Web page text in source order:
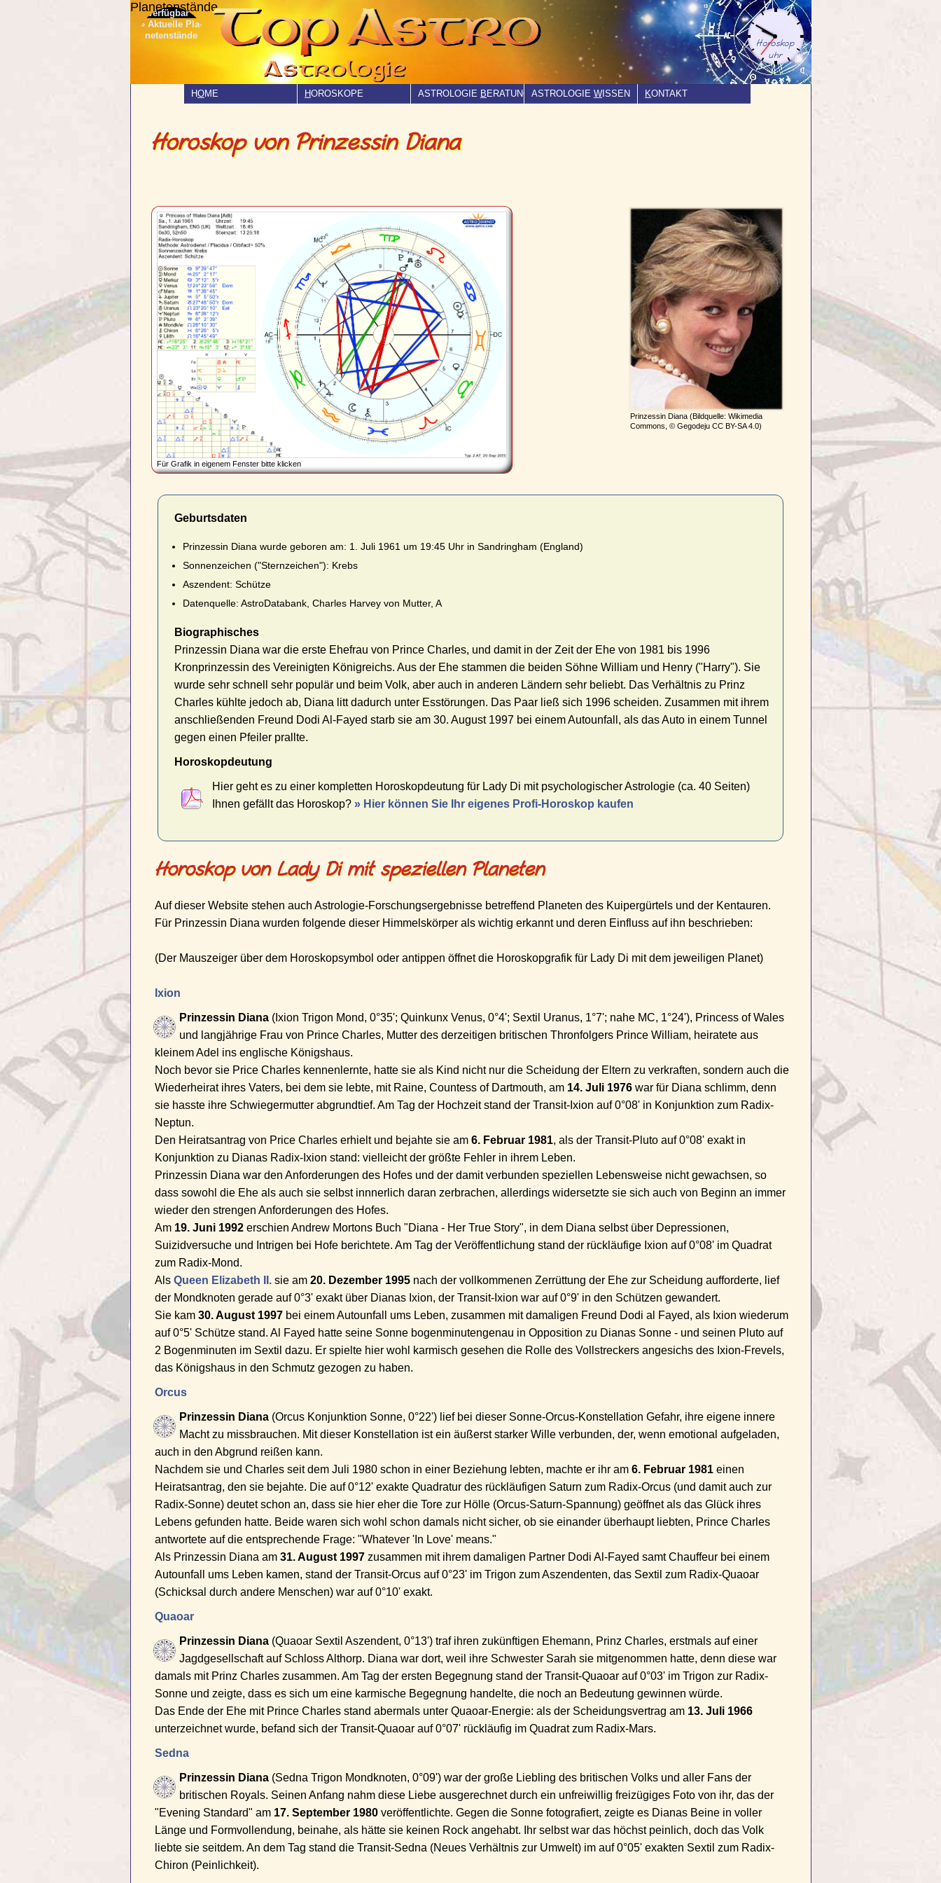
Planetenstände
» Aktuelle Pla­
netenstände
HOME HOROSKOPE ASTROLOGIE B ERATUNG ASTROLOGIE W ISSEN KONTAKT
Horoskop von Prinzessin Diana
Für Grafik in eigenem Fenster bitte klicken
Prinzessin Diana (Bildquelle: Wikimedia
Commons, © Gegodeju CC BY-SA 4.0)
Geburtsdaten
Prinzessin Diana wurde geboren am: 1. Juli 1961 um 19:45 Uhr in Sandringham (England)
Sonnenzeichen ("Sternzeichen"): Krebs
Aszendent: Schütze
Datenquelle: AstroDatabank, Charles Harvey von Mutter, A
Biographisches
Prinzessin Diana war die erste Ehefrau von Prince Charles, und damit in der Zeit der Ehe von 1981 bis 1996
Kronprinzessin des Vereinigten Königreichs. Aus der Ehe stammen die beiden Söhne William und Henry ("Harry"). Sie
wurde sehr schnell sehr populär und beim Volk, aber auch in anderen Ländern sehr beliebt. Das Verhältnis zu Prinz
Charles kühlte jedoch ab, Diana litt dadurch unter Esstörungen. Das Paar ließ sich 1996 scheiden. Zusammen mit ihrem
anschließenden Freund Dodi Al-Fayed starb sie am 30. August 1997 bei einem Autounfall, als das Auto in einem Tunnel
gegen einen Pfeiler prallte.
Horoskopdeutung
Hier geht es zu einer kompletten Horoskopdeutung für Lady Di mit psychologischer Astrologie (ca. 40 Seiten)
Ihnen gefällt das Horoskop? » Hier können Sie Ihr eigenes Profi-Horoskop kaufen
Horoskop von Lady Di mit speziellen Planeten
Auf dieser Website stehen auch Astrologie-Forschungsergebnisse betreffend Planeten des Kuipergürtels und der Kentauren.
Für Prinzessin Diana wurden folgende dieser Himmelskörper als wichtig erkannt und deren Einfluss auf ihn beschrieben:
(Der Mauszeiger über dem Horoskopsymbol oder antippen öffnet die Horoskopgrafik für Lady Di mit dem jeweiligen Planet)
Ixion
Prinzessin Diana(Ixion Trigon Mond, 0°35'; Quinkunx Venus, 0°4'; Sextil Uranus, 1°7'; nahe MC, 1°24'), Princess of Wales
und langjährige Frau von Prince Charles, Mutter des derzeitigen britischen Thronfolgers Prince William, heiratete aus
kleinem Adel ins englische Königshaus.
Noch bevor sie Price Charles kennenlernte, hatte sie als Kind nicht nur die Scheidung der Eltern zu verkraften, sondern auch die
Wiederheirat ihres Vaters, bei dem sie lebte, mit Raine, Countess of Dartmouth, am 14. Juli 1976war für Diana schlimm, denn
sie hasste ihre Schwiegermutter abgrundtief. Am Tag der Hochzeit stand der Transit-Ixion auf 0°08' in Konjunktion zum Radix-
Neptun.
Den Heiratsantrag von Price Charles erhielt und bejahte sie am 6. Februar 1981, als der Transit-Pluto auf 0°08' exakt in
Konjunktion zu Dianas Radix-Ixion stand: vielleicht der größte Fehler in ihrem Leben.
Prinzessin Diana war den Anforderungen des Hofes und der damit verbunden speziellen Lebensweise nicht gewachsen, so
dass sowohl die Ehe als auch sie selbst innnerlich daran zerbrachen, allerdings widersetzte sie sich auch von Beginn an immer
wieder den strengen Anforderungen des Hofes.
Am 19. Juni 1992erschien Andrew Mortons Buch "Diana - Her True Story", in dem Diana selbst über Depressionen,
Suizidversuche und Intrigen bei Hofe berichtete. Am Tag der Veröffentlichung stand der rückläufige Ixion auf 0°08' im Quadrat
zum Radix-Mond.
Als Queen Elizabeth II.sie am 20. Dezember 1995nach der vollkommenen Zerrüttung der Ehe zur Scheidung aufforderte, lief
der Mondknoten gerade auf 0°3' exakt über Dianas Ixion, der Transit-Ixion war auf 0°9' in den Schützen gewandert.
Sie kam 30. August 1997bei einem Autounfall ums Leben, zusammen mit damaligen Freund Dodi al Fayed, als Ixion wiederum
auf 0°5' Schütze stand. Al Fayed hatte seine Sonne bogenminutengenau in Opposition zu Dianas Sonne - und seinen Pluto auf
2 Bogenminuten im Sextil dazu. Er spielte hier wohl karmisch gesehen die Rolle des Vollstreckers angesichs des Ixion-Frevels,
das Königshaus in den Schmutz gezogen zu haben.
Orcus
Prinzessin Diana(Orcus Konjunktion Sonne, 0°22') lief bei dieser Sonne-Orcus-Konstellation Gefahr, ihre eigene innere
Macht zu missbrauchen. Mit dieser Konstellation ist ein äußerst starker Wille verbunden, der, wenn emotional aufgeladen,
auch in den Abgrund reißen kann.
Nachdem sie und Charles seit dem Juli 1980 schon in einer Beziehung lebten, machte er ihr am 6. Februar 1981einen
Heiratsantrag, den sie bejahte. Die auf 0°12' exakte Quadratur des rückläufigen Saturn zum Radix-Orcus (und damit auch zur
Radix-Sonne) deutet schon an, dass sie hier eher die Tore zur Hölle (Orcus-Saturn-Spannung) geöffnet als das Glück ihres
Lebens gefunden hatte. Beide waren sich wohl schon damals nicht sicher, ob sie einander überhaupt liebten, Prince Charles
antwortete auf die entsprechende Frage: "Whatever 'In Love' means."
Als Prinzessin Diana am 31. August 1997zusammen mit ihrem damaligen Partner Dodi Al-Fayed samt Chauffeur bei einem
Autounfall ums Leben kamen, stand der Transit-Orcus auf 0°23' im Trigon zum Aszendenten, das Sextil zum Radix-Quaoar
(Schicksal durch andere Menschen) war auf 0°10' exakt.
Quaoar
Prinzessin Diana(Quaoar Sextil Aszendent, 0°13') traf ihren zukünftigen Ehemann, Prinz Charles, erstmals auf einer
Jagdgesellschaft auf Schloss Althorp. Diana war dort, weil ihre Schwester Sarah sie mitgenommen hatte, denn diese war
damals mit Prinz Charles zusammen. Am Tag der ersten Begegnung stand der Transit-Quaoar auf 0°03' im Trigon zur Radix-
Sonne und zeigte, dass es sich um eine karmische Begegnung handelte, die noch an Bedeutung gewinnen würde.
Das Ende der Ehe mit Prince Charles stand abermals unter Quaoar-Energie: als der Scheidungsvertrag am 13. Juli 1966
unterzeichnet wurde, befand sich der Transit-Quaoar auf 0°07' rückläufig im Quadrat zum Radix-Mars.
Sedna
Prinzessin Diana(Sedna Trigon Mondknoten, 0°09') war der große Liebling des britischen Volks und aller Fans der
britischen Royals. Seinen Anfang nahm diese Liebe ausgerechnet durch ein unfreiwillig freizügiges Foto von ihr, das der
"Evening Standard" am 17. September 1980veröffentlichte. Gegen die Sonne fotografiert, zeigte es Dianas Beine in voller
Länge und Formvollendung, beinahe, als hätte sie keinen Rock angehabt. Ihr selbst war das höchst peinlich, doch das Volk
liebte sie seitdem. An dem Tag stand die Transit-Sedna (Neues Verhältnis zur Umwelt) im auf 0°05' exakten Sextil zum Radix-
Chiron (Peinlichkeit).